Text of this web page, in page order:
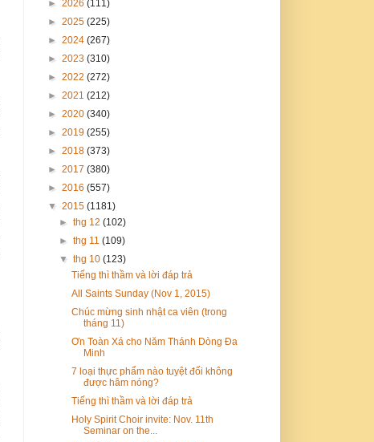
► 2026 (111)
► 2025 (225)
► 2024 (267)
► 2023 (310)
► 2022 (272)
► 2021 (212)
► 2020 (340)
► 2019 (255)
► 2018 (373)
► 2017 (380)
► 2016 (557)
▼ 2015 (1181)
►thg 12(102)
►thg 11(109)
▼thg 10(123)
Tiếng thì thầm và lời đáp trả
All Saints Sunday (Nov 1, 2015)
Chúc mừng sinh nhật ca viên (trong
tháng 11)
Ơn Toàn Xá cho Năm Thánh Dòng Đa
Minh
7 loại thực phẩm nào tuyệt đối không
được hâm nóng?
Tiếng thì thầm và lời đáp trả
Holy Spirit Choir invite: Nov. 11th
Seminar on the...